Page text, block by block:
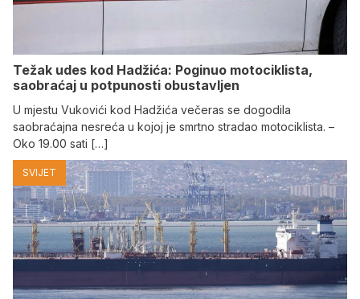
Težak udes kod Hadžića: Poginuo motociklista,
saobraćaj u potpunosti obustavljen
U mjestu Vukovići kod Hadžića večeras se dogodila
saobraćajna nesreća u kojoj je smrtno stradao motociklista. –
Oko 19.00 sati […]
SVIJET